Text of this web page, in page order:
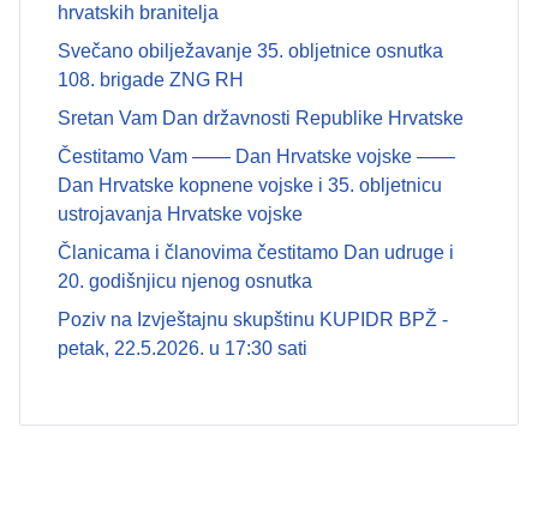
hrvatskih branitelja
Svečano obilježavanje 35. obljetnice osnutka
108. brigade ZNG RH
Sretan Vam Dan državnosti Republike Hrvatske
Čestitamo Vam —— Dan Hrvatske vojske ——
Dan Hrvatske kopnene vojske i 35. obljetnicu
ustrojavanja Hrvatske vojske
Članicama i članovima čestitamo Dan udruge i
20. godišnjicu njenog osnutka
Poziv na Izvještajnu skupštinu KUPIDR BPŽ -
petak, 22.5.2026. u 17:30 sati